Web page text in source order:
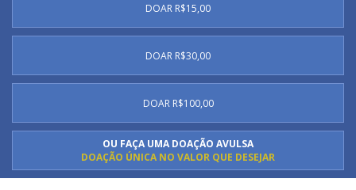
DOAR R$15,00
DOAR R$30,00
DOAR R$100,00
OU FAÇA UMA DOAÇÃO AVULSA
DOAÇÃO ÚNICA NO VALOR QUE DESEJAR